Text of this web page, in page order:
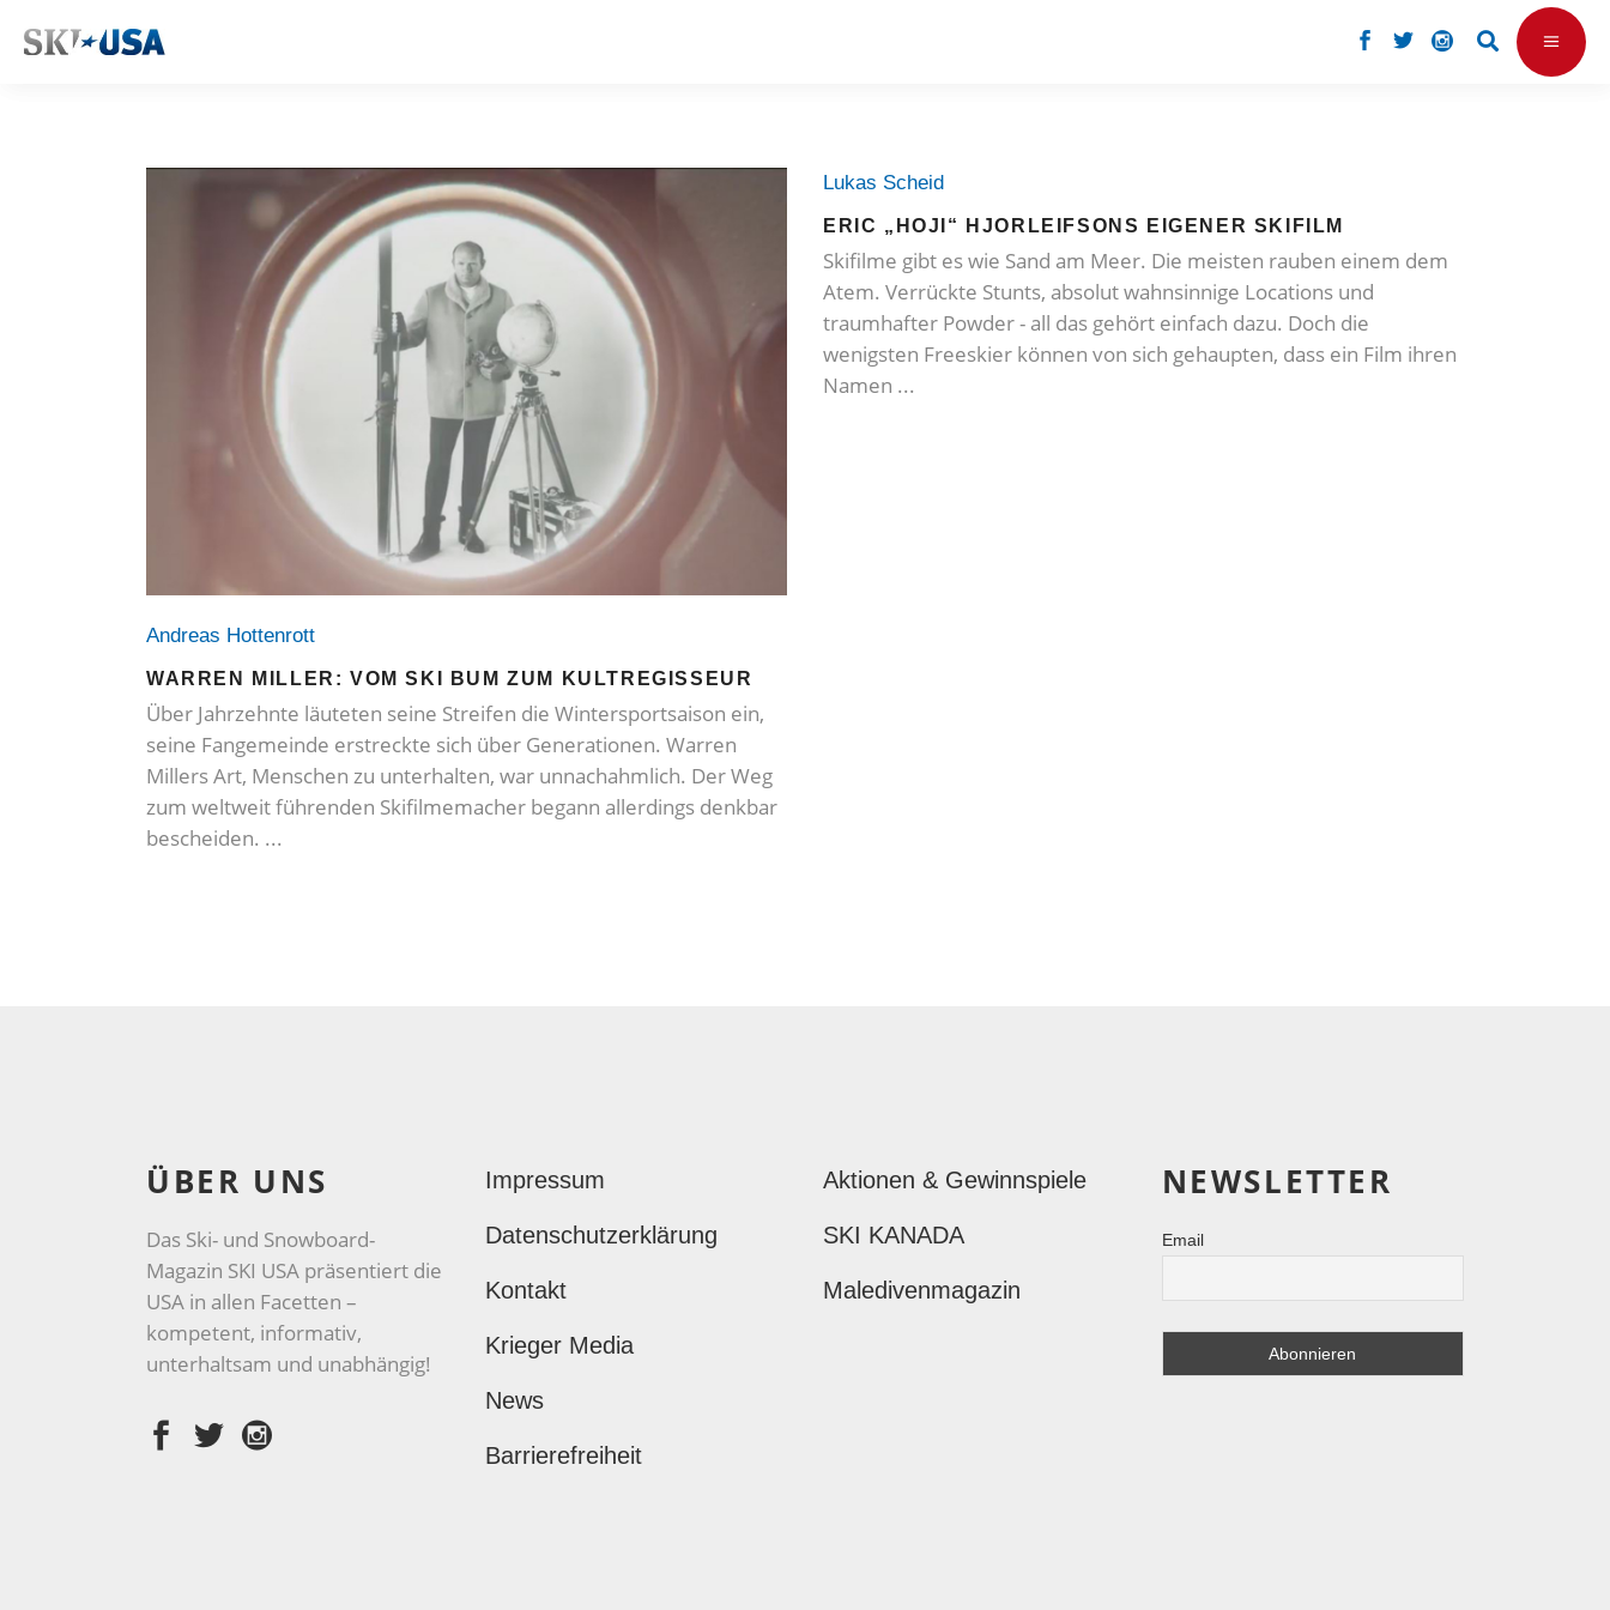
Andreas Hottenrott
WARREN MILLER: VOM SKI BUM ZUM KULTREGISSEUR
Über Jahrzehnte läuteten seine Streifen die Wintersportsaison ein,
seine Fangemeinde erstreckte sich über Generationen. Warren
Millers Art, Menschen zu unterhalten, war unnachahmlich. Der Weg
zum weltweit führenden Skifilmemacher begann allerdings denkbar
bescheiden.
Lukas Scheid
ERIC „HOJI“ HJORLEIFSONS EIGENER SKIFILM
Skifilme gibt es wie Sand am Meer. Die meisten rauben einem dem
Atem. Verrückte Stunts, absolut wahnsinnige Locations und
traumhafter Powder - all das gehört einfach dazu. Doch die
wenigsten Freeskier können von sich gehaupten, dass ein Film ihren
Namen
ÜBER UNS
Das Ski- und Snowboard-
Magazin SKI USA präsentiert die
USA in allen Facetten –
kompetent, informativ,
unterhaltsam und unabhängig!
Impressum
Datenschutzerklärung
Kontakt
Krieger Media
News
Barrierefreiheit
Aktionen & Gewinnspiele
SKI KANADA
Maledivenmagazin
NEWSLETTER
Email